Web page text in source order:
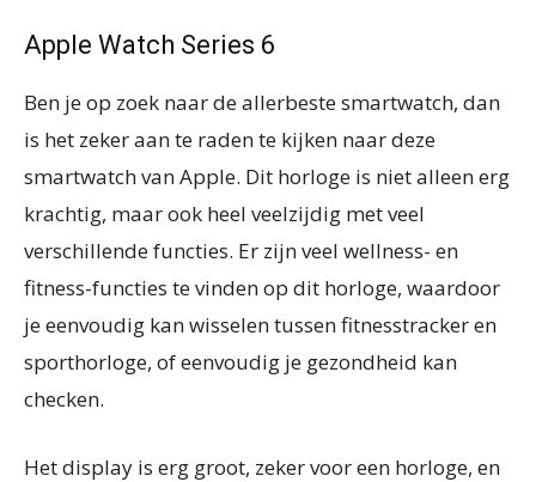
Apple Watch Series 6
Ben je op zoek naar de allerbeste smartwatch, dan
is het zeker aan te raden te kijken naar deze
smartwatch van Apple. Dit horloge is niet alleen erg
krachtig, maar ook heel veelzijdig met veel
verschillende functies. Er zijn veel wellness- en
fitness-functies te vinden op dit horloge, waardoor
je eenvoudig kan wisselen tussen fitnesstracker en
sporthorloge, of eenvoudig je gezondheid kan
checken.
Het display is erg groot, zeker voor een horloge, en